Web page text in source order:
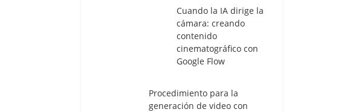
Cuando la IA dirige la
cámara: creando
contenido
cinematográfico con
Google Flow
Procedimiento para la
generación de video con